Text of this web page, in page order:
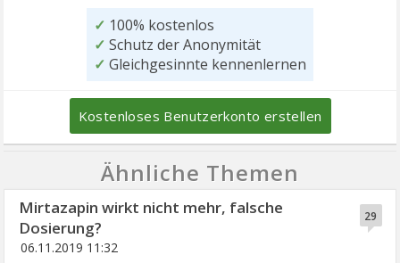
✓ 100% kostenlos
✓ Schutz der Anonymität
✓ Gleichgesinnte kennenlernen
Kostenloses Benutzerkonto erstellen
Ähnliche Themen
29
Mirtazapin wirkt nicht mehr, falsche
Dosierung?
06.11.2019 11:32